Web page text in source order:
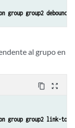
group2
al grupo en
content_copy zoom_out_map
group group2 link-to-